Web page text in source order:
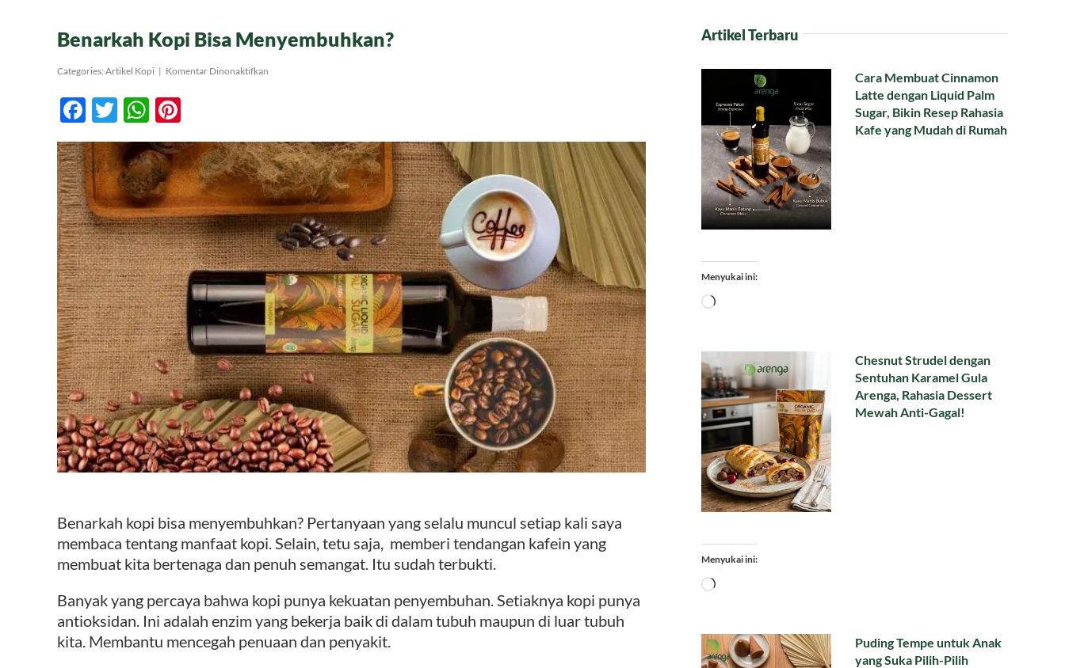
Benarkah Kopi Bisa Menyembuhkan?
Categories: Artikel Kopi | Komentar Dinonaktifkan
Facebook
TwitterWhatsApp
Benarkah kopi bisa menyembuhkan? Pertanyaan yang selalu muncul setiap kali saya
membaca tentang manfaat kopi. Selain, tetu saja, memberi tendangan kafein yang
membuat kita bertenaga dan penuh semangat. Itu sudah terbukti.
Banyak yang percaya bahwa kopi punya kekuatan penyembuhan. Setiaknya kopi punya
antioksidan. Ini adalah enzim yang bekerja baik di dalam tubuh maupun di luar tubuh
kita. Membantu mencegah penuaan dan penyakit.
Artikel Terbaru
Cara Membuat Cinnamon
Latte dengan Liquid Palm
Sugar, Bikin Resep Rahasia
Kafe yang Mudah di Rumah
Menyukai ini:
Memuat...
Chesnut Strudel dengan
Sentuhan Karamel Gula
Arenga, Rahasia Dessert
Mewah Anti-Gagal!
Menyukai ini:
Memuat...
Puding Tempe untuk Anak
yang Suka Pilih-Pilih